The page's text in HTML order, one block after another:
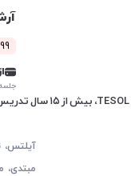
299
از
جلسه ۱
مبتدی،